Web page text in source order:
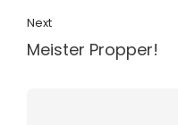
Next
Meister Propper!